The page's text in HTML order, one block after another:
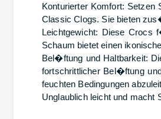
Konturierter Komfort: Setzen
Classic Clogs. Sie bieten
Leichtgewicht: Diese Crocs
Schaum bietet einen
Bel�ftung und Haltbarkeit:
fortschrittlicher Bel�ftung
feuchten Bedingungen
Unglaublich leicht und macht